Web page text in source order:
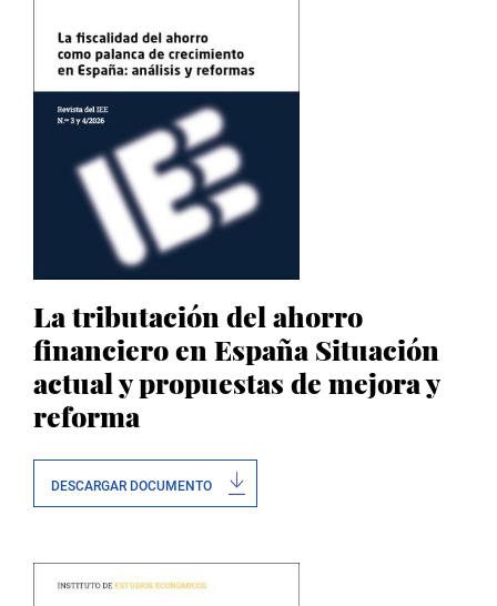
La tributación del ahorro
financiero en España Situación
actual y propuestas de mejora y
reforma
DESCARGAR DOCUMENTO